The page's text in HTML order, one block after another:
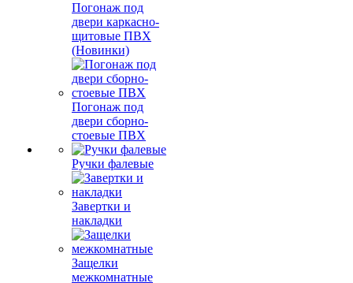
Погонаж под
двери каркасно-
щитовые ПВХ
(Новинки)
Погонаж под
двери сборно-
стоевые ПВХ
Ручки фалевые
Завертки и
накладки
Защелки
межкомнатные